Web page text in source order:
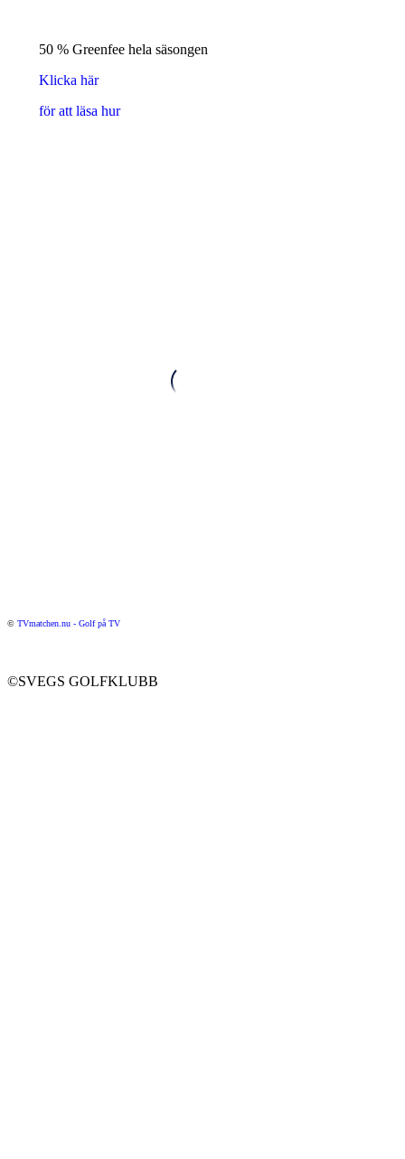
50 % Greenfee hela säsongen
Klicka här
för att läsa hur
© TVmatchen.nu - Golf på TV
©SVEGS GOLFKLUBB